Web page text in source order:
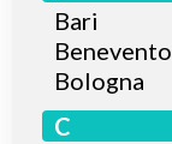
Bari
Benevento
Bologna
C